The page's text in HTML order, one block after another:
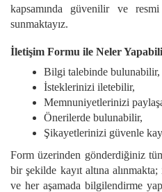
kapsamında güvenilir ve
sunmaktayız.
İletişim Formu ile Neler
Bilgi talebinde bulunabilir,
İsteklerinizi iletebilir,
Memnuniyetlerinizi
Önerilerde bulunabilir,
Şikayetlerinizi güvenle
Form üzerinden gönderdiğiniz
bir şekilde kayıt altına
ve her aşamada bilgilendirme